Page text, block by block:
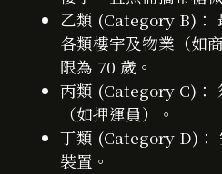
乙類 (Category B)：
各類樓宇及物業（如
限為 70 歲。
丙類 (Category C)：
（如押運員）。
丁類 (Category D)：
裝置。